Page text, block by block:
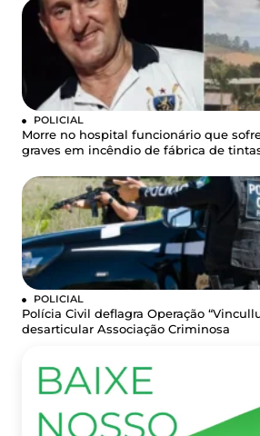
POLICIAL
Morre no hospital funcionário que
graves em incêndio de fábrica de
POLICIAL
Polícia Civil deflagra Operação
desarticular Associação Criminosa